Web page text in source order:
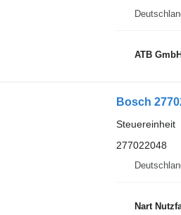
ATB
Bosch
Steuereinheit
277022048
Nart